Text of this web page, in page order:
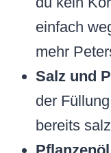
einfach
mehr
Salz und
der
bereits